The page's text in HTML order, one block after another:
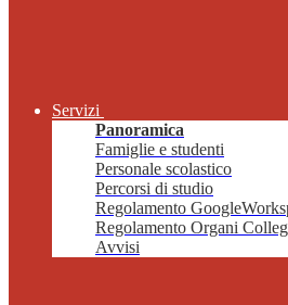
Servizi
Panoramica
Famiglie e studenti
Personale scolastico
Percorsi di studio
Regolamento
Regolamento Organi
Avvisi